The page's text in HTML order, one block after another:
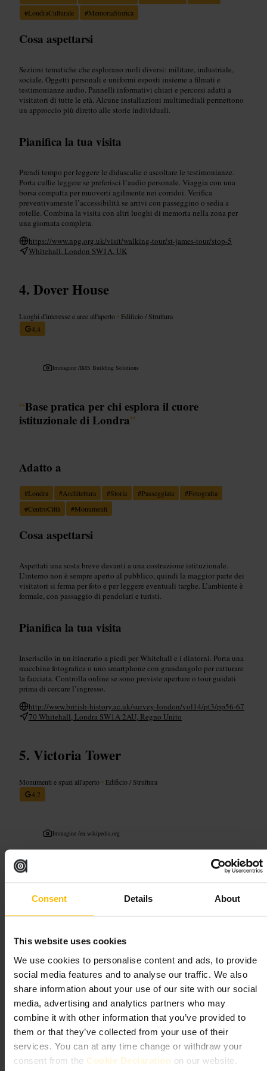
Consent Details About
This website uses cookies
We use cookies to personalise content and ads, to provide
social media features and to analyse our traffic. We also
share information about your use of our site with our social
media, advertising and analytics partners who may
combine it with other information that you’ve provided to
them or that they’ve collected from your use of their
services. You can at any time change or withdraw your
consent from the Cookie Declaration on our website.
#LondraCulturale #MemoriaStorica
Cosa aspettarsi
Sezioni tematiche che esplorano ruoli diversi: militare, industriale,
sociale. Oggetti personali e uniformi esposti insieme a filmati e
testimonianze audio. Pannelli informativi chiari e percorsi adatti a
visitatori di tutte le età. Alcune installazioni multimediali permettono
un approccio più diretto alle storie individuali.
Pianifica la tua visita
Prendi tempo per leggere le didascalie e ascoltare le testimonianze.
Porta cuffie leggere se preferisci l’audio personale. Viaggia con una
borsa compatta per muoverti agilmente nei corridoi. Verifica
preventivamente l’accessibilità se arrivi con passeggino o sedia a
rotelle. Combina la visita con altri luoghi di memoria nella zona per
una giornata completa.
https://www.npg.org.uk/visit/walking-tour/st-james-tour/stop-5
Whitehall, London SW1A, UK
Dover House
Luoghi d'interesse e aree all'aperto • Edificio / Struttura
4,4
Immagine /IMS Building Solutions
“Base pratica per chi esplora il cuore
istituzionale di Londra”
Adatto a
#Londra #Architettura #Storia #Passeggiata #Fotografia
#CentroCittà #Monumenti
Cosa aspettarsi
Aspettati una sosta breve davanti a una costruzione istituzionale.
L’interno non è sempre aperto al pubblico, quindi la maggior parte dei
visitatori si ferma per foto e per leggere eventuali targhe. L’ambiente è
formale, con passaggio di pendolari e turisti.
Pianifica la tua visita
Inseriscilo in un itinerario a piedi per Whitehall e i dintorni. Porta una
macchina fotografica o uno smartphone con grandangolo per catturare
la facciata. Controlla online se sono previste aperture o tour guidati
prima di cercare l’ingresso.
http://www.british-history.ac.uk/survey-london/vol14/pt3/pp56-67
70 Whitehall, Londra SW1A 2AU, Regno Unito
Victoria Tower
Monumenti e spazi all'aperto • Edificio / Struttura
4,7
Immagine /en.wikipedia.org
“Torre neogotica sul Tamigi, perfetta per una
# Londra #Architettura #Tamigi # Passeggiata #Fotografiaurbana
#Storia
Cosa aspettarsi
Una visita esterna: facciata in pietra, pinnacoli e sculture visibili dal
passeggio lungo il fiume. Non è un'attrazione pensata per soste lunghe,
ma offre spunti fotografici e si inserisce bene in un giro a piedi del
centro.